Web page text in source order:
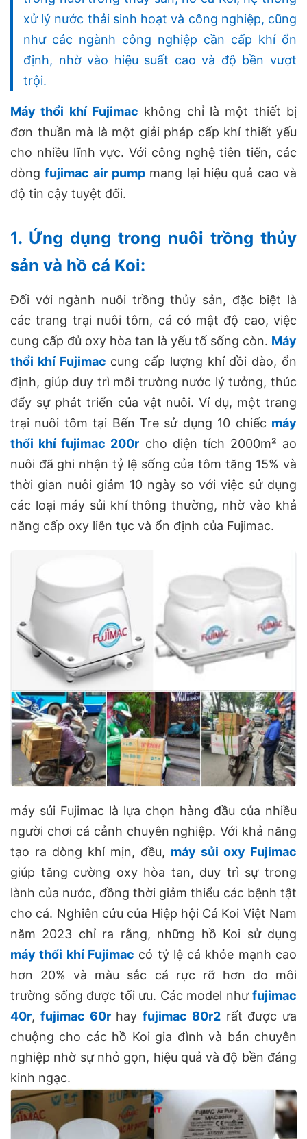
xử lý nước thải sinh hoạt và công nghiệp, cũng
như các ngành công nghiệp cần cấp khí ổn
định, nhờ vào hiệu suất cao và độ bền vượt
trội.
Máy thổi khí Fujimac không chỉ là một thiết bị
đơn thuần mà là một giải pháp cấp khí thiết yếu
cho nhiều lĩnh vực. Với công nghệ tiên tiến, các
dòngfujimac air pump mang lại hiệu quả cao và
độ tin cậy tuyệt đối.
1. Ứng dụng trong nuôi trồng thủy
sản và hồ cá Koi:
Đối với ngành nuôi trồng thủy sản, đặc biệt là
các trang trại nuôi tôm, cá có mật độ cao, việc
cung cấp đủ oxy hòa tan là yếu tố sống còn. Máy
thổi khí Fujimac cung cấp lượng khí dồi dào, ổn
định, giúp duy trì môi trường nước lý tưởng, thúc
đẩy sự phát triển của vật nuôi. Ví dụ, một trang
trại nuôi tôm tại Bến Tre sử dụng 10 chiếc máy
thổi khí fujimac 200r cho diện tích 2000m² ao
nuôi đã ghi nhận tỷ lệ sống của tôm tăng 15% và
thời gian nuôi giảm 10 ngày so với việc sử dụng
các loại máy sủi khí thông thường, nhờ vào khả
năng cấp oxy liên tục và ổn định của Fujimac.
máy sủi Fujimac là lựa chọn hàng đầu của nhiều
người chơi cá cảnh chuyên nghiệp. Với khả năng
tạo ra dòng khí mịn, đều, máy sủi oxy Fujimac
giúp tăng cường oxy hòa tan, duy trì sự trong
lành của nước, đồng thời giảm thiểu các bệnh tật
cho cá. Nghiên cứu của Hiệp hội Cá Koi Việt Nam
năm 2023 chỉ ra rằng, những hồ Koi sử dụng
máy thổi khí Fujimac có tỷ lệ cá khỏe mạnh cao
hơn 20% và màu sắc cá rực rỡ hơn do môi
trường sống được tối ưu. Các model nhưfujimac
40r, fujimac 60rhay fujimac 80r2rất được ưa
chuộng cho các hồ Koi gia đình và bán chuyên
nghiệp nhờ sự nhỏ gọn, hiệu quả và độ bền đáng
kinh ngạc.